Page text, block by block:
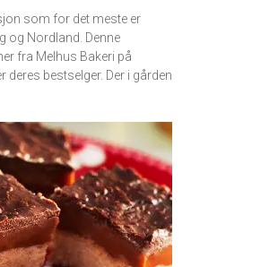
som for det meste er
og Nordland. Denne
fra Melhus Bakeri på
deres bestselger. Der i gården